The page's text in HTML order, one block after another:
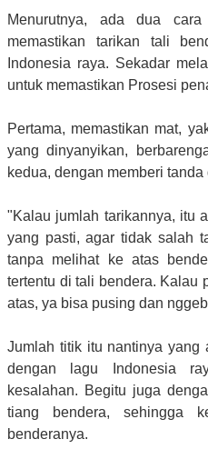
Menurutnya, ada dua
memastikan tarikan tali
Indonesia raya. Sekadar
untuk memastikan Prosesi
Pertama, memastikan mat,
yang dinyanyikan,
kedua, dengan memberi
"Kalau jumlah tarikannya, itu
yang pasti, agar tidak salah
tanpa melihat ke atas
tertentu di tali bendera. Kalau
atas, ya bisa pusing dan
Jumlah titik itu nantinya yang
dengan lagu Indonesia
kesalahan. Begitu juga
tiang bendera, sehingga
benderanya.